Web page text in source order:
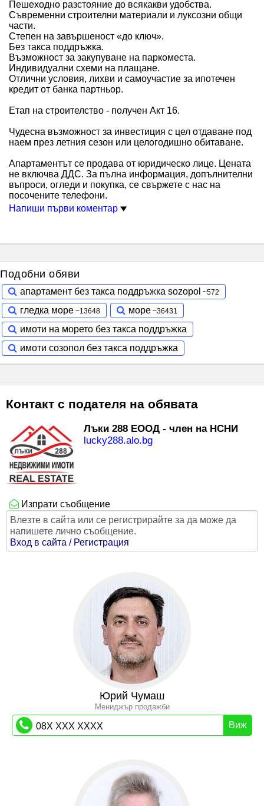
Пешеходно разстояние до всякакви удобства.
Съвременни строителни материали и луксозни общи
части.
Степен на завършеност «до ключ».
Без такса поддръжка.
Възможност за закупуване на паркоместа.
Индивидуални схеми на плащане.
Отлични условия, лихви и самоучастие за ипотечен
кредит от банка партньор.
Етап на строителство - получен Акт 16.
Чудесна възможност за инвестиция с цел отдаване под
наем през летния сезон или целогодишно обитаване.
Апартаментът се продава от юридическо лице. Цената
не включва ДДС. За пълна информация, допълнителни
въпроси, огледи и покупка, се свържете с нас на
посочените телефони.
Напиши първи коментар
Подобни обяви
апартамент без такса поддръжка sozopol
гледка море
море
имоти на морето без такса поддръжка
имоти созопол без такса поддръжка
Контакт с подателя на обявата
Лъки 288 ЕООД - член на НСНИ
lucky288.alo.bg
Изпрати съобщение
Влезте в сайта или се регистрирайте за да може да
напишете лично съобщение.
Вход в сайта / Регистрация
Юрий Чумаш
Мениджър продажби
08X XXX XXXX Виж